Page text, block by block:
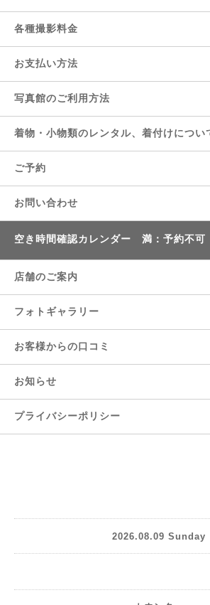
各種撮影料金
お支払い方法
写真館のご利用方法
着物・小物類のレンタル、着付けについ
ご予約
お問い合わせ
空き時間確認カレンダー 満：予約不
店舗のご案内
フォトギャラリー
お客様からの口コミ
お知らせ
プライバシーポリシー
2026.08.09 Sunday